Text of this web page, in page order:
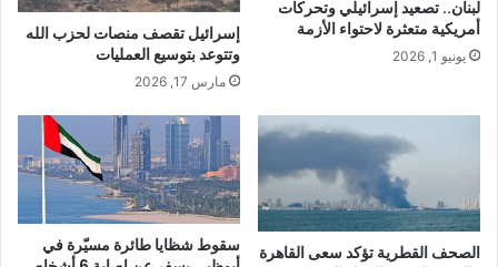
لبنان.. تصعيد إسرائيلي وتحركات
أمريكية متعثرة لاحتواء الأزمة
يونيو 1, 2026
إسرائيل تقصف منصات لحزب الله
وتتوعد بتوسيع العمليات
مارس 17, 2026
الصحف القطرية تؤكد سعى القاهرة
سقوط شظايا طائرة مسيّرة في